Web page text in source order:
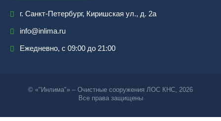
г. Санкт-Петербург, Киришская ул., д. 2а
info@inlima.ru
Ежедневно, с 09:00 до 21:00
© «"Инлима"» – Очистные сооружения ЛОС КНС, 2026
Все права защищены